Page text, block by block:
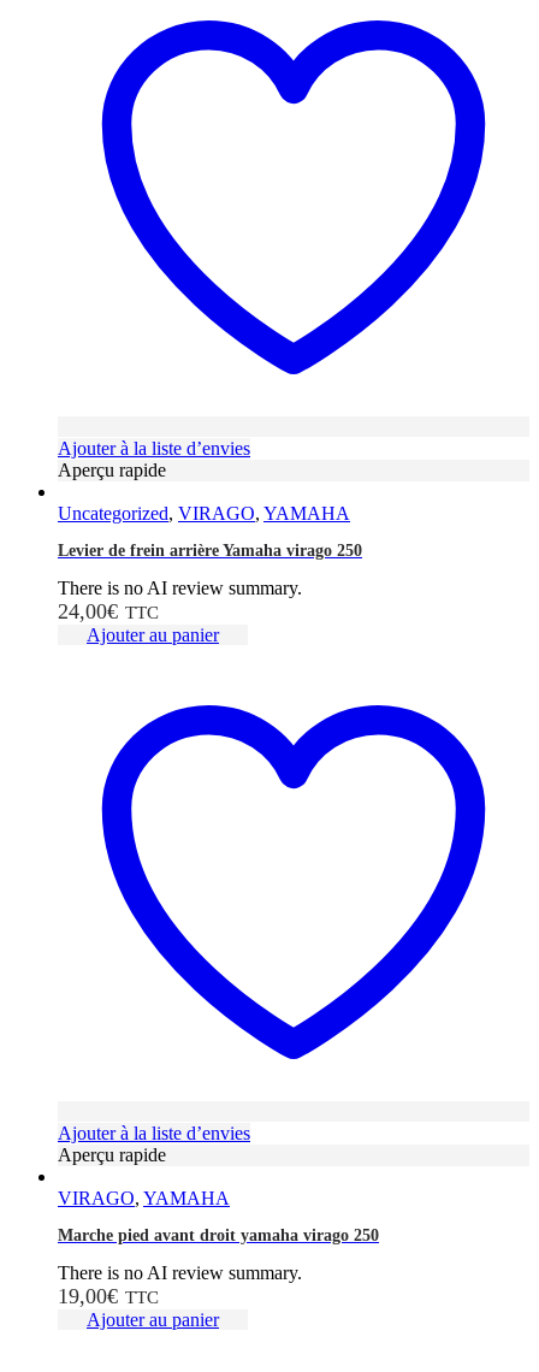
Ajouter à la liste d’envies
Aperçu rapide
Uncategorized, VIRAGO, YAMAHA
Levier de frein arrière Yamaha virago 250
There is no AI review summary.
24,00€ TTC
Ajouter au panier
Ajouter à la liste d’envies
Aperçu rapide
VIRAGO, YAMAHA
Marche pied avant droit yamaha virago 250
There is no AI review summary.
19,00€ TTC
Ajouter au panier